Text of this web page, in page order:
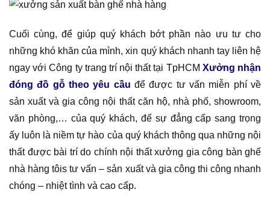
Cuối cùng, để giúp quý khách bớt phần nào ưu tư cho
những khó khăn của mình, xin quý khách nhanh tay liên hệ
ngay với Công ty trang trí nội thất tại TpHCM Xưởng nhận
đóng đồ gỗ theo yêu cầu để được tư vấn miễn phí về
sản xuất và gia công nội thất căn hộ, nhà phố, showroom,
văn phòng,… của quý khách, để sự đẳng cấp sang trọng
ấy luôn là niềm tự hào của quý khách thông qua những nội
thất được bài trí do chính nội thất xưởng gia công bàn ghế
nhà hàng tôis tư vấn – sản xuất và gia công thi công nhanh
chóng – nhiệt tình và cao cấp.